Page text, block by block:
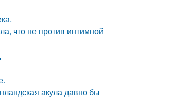
что не против интимной
акула давно бы